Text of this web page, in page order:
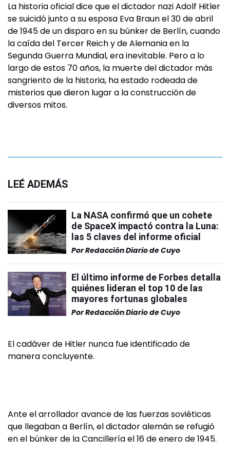
La historia oficial dice que el dictador nazi Adolf Hitler
se suicidó junto a su esposa Eva Braun el 30 de abril
de 1945 de un disparo en su búnker de Berlín, cuando
la caída del Tercer Reich y de Alemania en la
Segunda Guerra Mundial, era inevitable. Pero a lo
largo de estos 70 años, la muerte del dictador más
sangriento de la historia, ha estado rodeada de
misterios que dieron lugar a la construcción de
diversos mitos.
LEÉ ADEMÁS
La NASA confirmó que un cohete
de SpaceX impactó contra la Luna:
las 5 claves del informe oficial
PorRedacción Diario de Cuyo
El último informe de Forbes detalla
quiénes lideran el top 10 de las
mayores fortunas globales
PorRedacción Diario de Cuyo
El cadáver de Hitler nunca fue identificado de
manera concluyente.
Ante el arrollador avance de las fuerzas soviéticas
que llegaban a Berlín, el dictador alemán se refugió
en el búnker de la Cancillería el 16 de enero de 1945.